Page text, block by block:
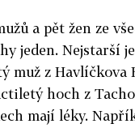
a pět žen ze
jeden. Nejstarší je
muž z Havlíčkova
hoch z
mají léky.